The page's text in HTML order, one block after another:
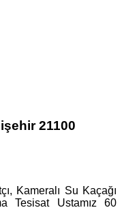
21100
Kameralı Su Kaçağı
Tesisat Ustamız 60